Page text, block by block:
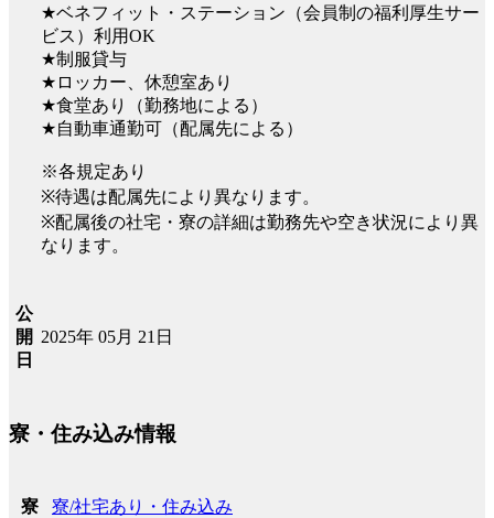
★ベネフィット・ステーション（会員制の福利厚生サー
ビス）利用OK
★制服貸与
★ロッカー、休憩室あり
★食堂あり（勤務地による）
★自動車通勤可（配属先による）
※各規定あり
※待遇は配属先により異なります。
※配属後の社宅・寮の詳細は勤務先や空き状況により異
なります。
公
開
日
2025年 05月 21日
寮・住み込み情報
寮 寮/社宅あり・住み込み